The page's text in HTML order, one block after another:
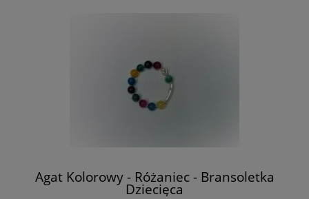
Agat Kolorowy - Różaniec - Bransoletka
Dziecięca